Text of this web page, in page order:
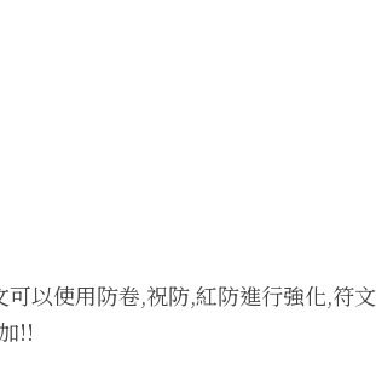
以使用防卷,祝防,紅防進行強化,符文
!!